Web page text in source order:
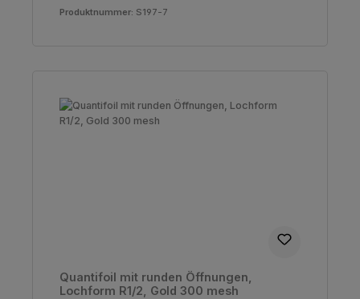
Produktnummer: S197-7
Quantifoil mit runden Öffnungen,
Lochform R1/2, Gold 300 mesh